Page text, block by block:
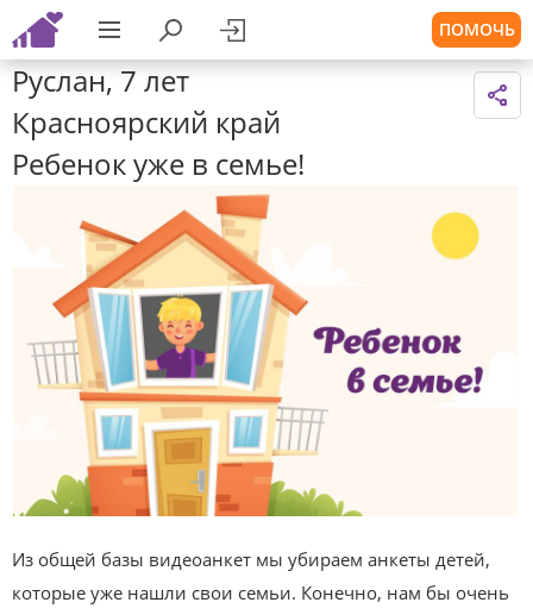
ПОМОЧЬ
Руслан, 7 лет
Красноярский край
Ребенок уже в семье!
Из общей базы видеоанкет мы убираем анкеты детей,
которые уже нашли свои семьи. Конечно, нам бы очень